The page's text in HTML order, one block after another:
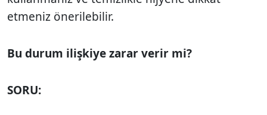
etmeniz önerilebilir.
Bu durum ilişkiye zarar verir mi?
SORU: